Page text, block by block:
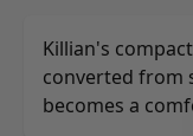
Killian's
converted from
becomes a